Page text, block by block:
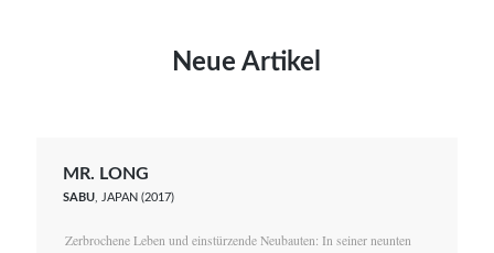
Neue Artikel
MR. LONG
SABU, JAPAN (2017)
Zerbrochene Leben und einstürzende Neubauten: In seiner neunten